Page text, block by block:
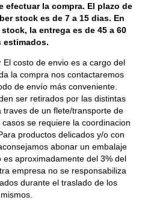
efectuar la compra. El plazo de
stock es de 7 a 15 dias. En
la entrega es de 45 a 60
estimados.
El costo de envio es a cargo del
la compra nos contactaremos
de envío más conveniente.
ser retirados por las distintas
traves de un flete/transporte de
se requiere la coordinacion
productos delicados y/o con
abonar un embalaje
aproximadamente del 3% del
empresa no se responsabiliza
durante el traslado de los
mismos.